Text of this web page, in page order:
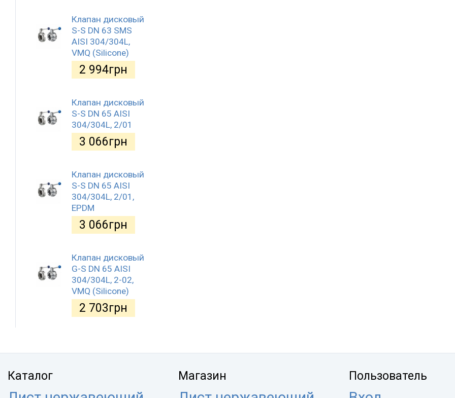
Клапан дисковый
S-S DN 63 SMS
AISI 304/304L,
VMQ (Silicone)
2 994грн
Клапан дисковый
S-S DN 65 AISI
304/304L, 2/01
3 066грн
Клапан дисковый
S-S DN 65 AISI
304/304L, 2/01,
EPDM
3 066грн
Клапан дисковый
G-S DN 65 AISI
304/304L, 2-02,
VMQ (Silicone)
2 703грн
Каталог Магазин Пользователь